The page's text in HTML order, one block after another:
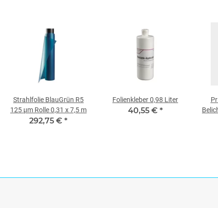
Strahlfolie BlauGrün R5
125 µm Rolle 0,31 x 7,5 m
292,75 € *
Folienkleber 0,98 Liter
40,55 € *